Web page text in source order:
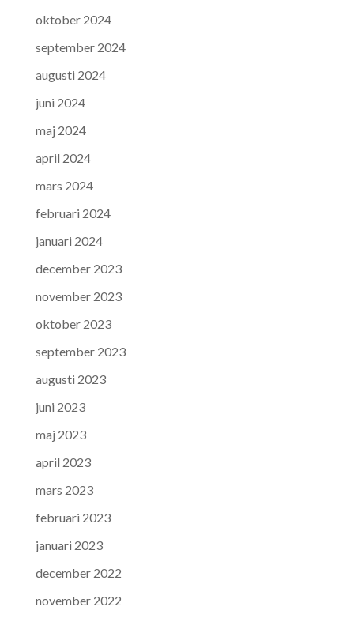
oktober 2024
september 2024
augusti 2024
juni 2024
maj 2024
april 2024
mars 2024
februari 2024
januari 2024
december 2023
november 2023
oktober 2023
september 2023
augusti 2023
juni 2023
maj 2023
april 2023
mars 2023
februari 2023
januari 2023
december 2022
november 2022